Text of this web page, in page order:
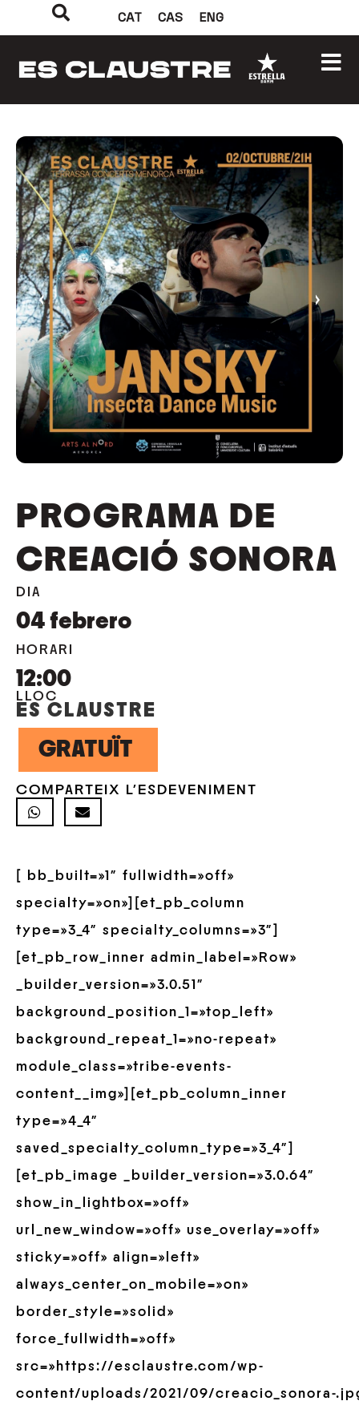
CAT CAS ENG
‹ ›
PROGRAMA DE
CREACIÓ SONORA
DIA
04 febrero
HORARI
12:00
LLOC
ES CLAUSTRE
GRATUÏT
COMPARTEIX L'ESDEVENIMENT
[ bb_built=»1″ fullwidth=»off»
specialty=»on»][et_pb_column
type=»3_4″ specialty_columns=»3″]
[et_pb_row_inner admin_label=»Row»
_builder_version=»3.0.51″
background_position_1=»top_left»
background_repeat_1=»no-repeat»
module_class=»tribe-events-
content__img»][et_pb_column_inner
type=»4_4″
saved_specialty_column_type=»3_4″]
[et_pb_image _builder_version=»3.0.64″
show_in_lightbox=»off»
url_new_window=»off» use_overlay=»off»
sticky=»off» align=»left»
always_center_on_mobile=»on»
border_style=»solid»
force_fullwidth=»off»
src=»https://esclaustre.com/wp-
content/uploads/2021/09/creacio_sonora-